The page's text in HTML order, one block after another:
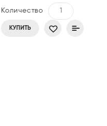
Количество
КУПИТЬ